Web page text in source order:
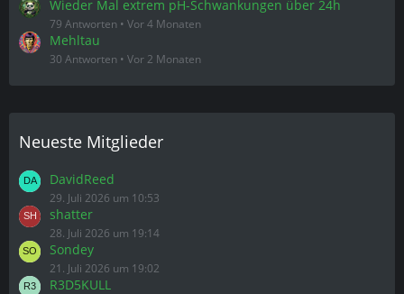
79 Antworten Vor 4 Monaten
Mehltau
30 Antworten Vor 2 Monaten
Neueste Mitglieder
DavidReed
29. Juli 2026 um 10:53
shatter
28. Juli 2026 um 19:14
Sondey
21. Juli 2026 um 19:02
R3D5KULL